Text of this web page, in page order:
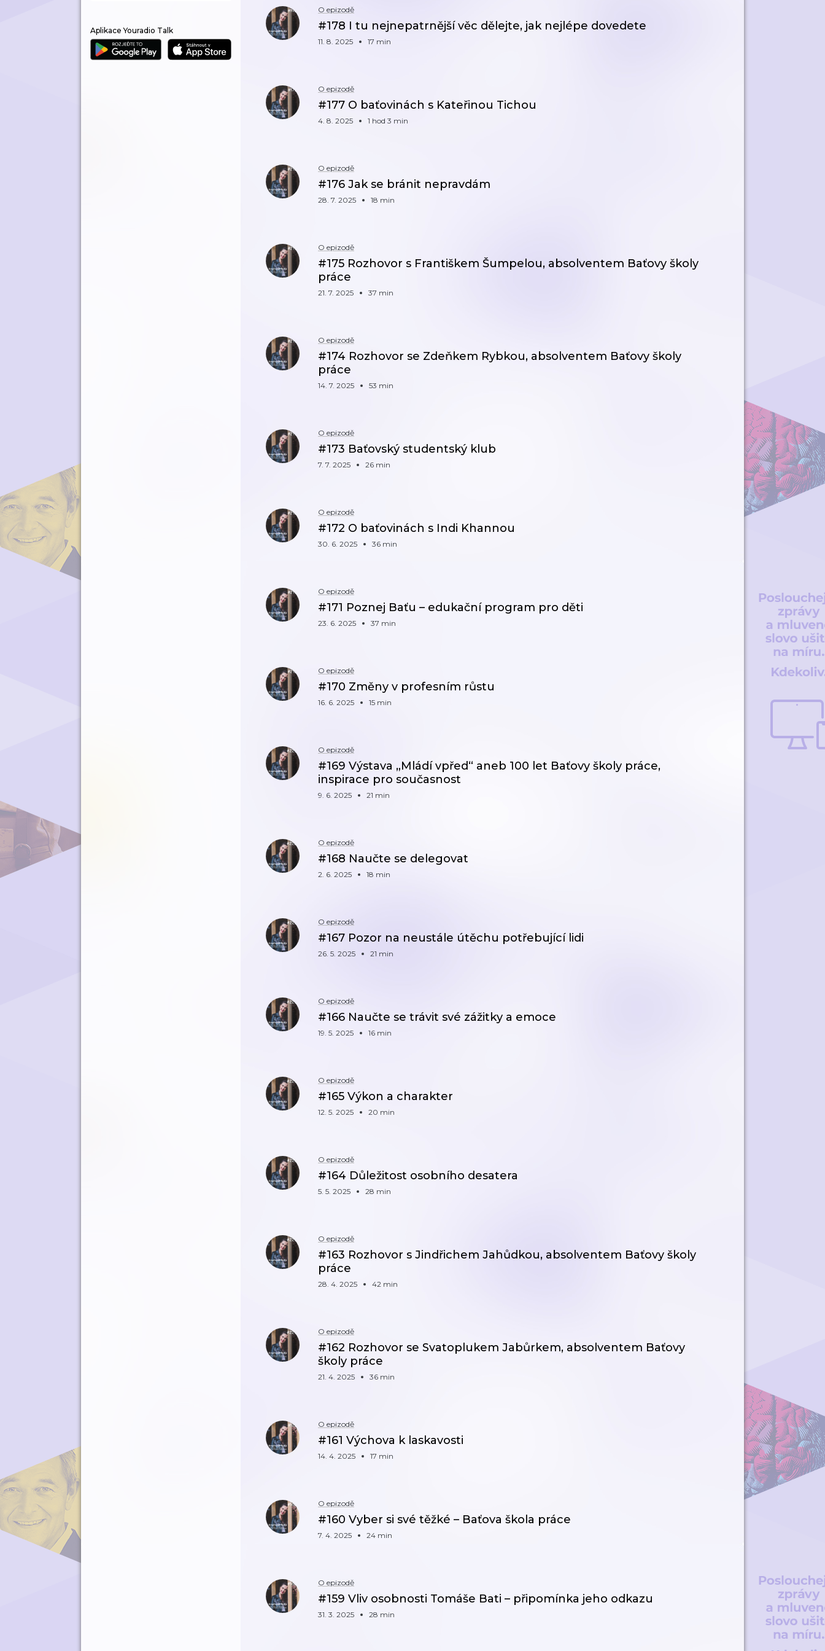
Aplikace Youradio Talk
O epizodě
#178 I tu nejnepatrnější věc dělejte, jak nejlépe dovedete
11. 8. 2025 17 min
O epizodě
#177 O baťovinách s Kateřinou Tichou
4. 8. 2025 1 hod 3 min
O epizodě
#176 Jak se bránit nepravdám
28. 7. 2025 18 min
O epizodě
#175 Rozhovor s Františkem Šumpelou, absolventem Baťovy školy
práce
21. 7. 2025 37 min
O epizodě
#174 Rozhovor se Zdeňkem Rybkou, absolventem Baťovy školy
práce
14. 7. 2025 53 min
O epizodě
#173 Baťovský studentský klub
7. 7. 2025 26 min
O epizodě
#172 O baťovinách s Indi Khannou
30. 6. 2025 36 min
O epizodě
#171 Poznej Baťu – edukační program pro děti
23. 6. 2025 37 min
O epizodě
#170 Změny v profesním růstu
16. 6. 2025 15 min
O epizodě
#169 Výstava „Mládí vpřed“ aneb 100 let Baťovy školy práce,
inspirace pro současnost
9. 6. 2025 21 min
O epizodě
#168 Naučte se delegovat
2. 6. 2025 18 min
O epizodě
#167 Pozor na neustále útěchu potřebující lidi
26. 5. 2025 21 min
O epizodě
#166 Naučte se trávit své zážitky a emoce
19. 5. 2025 16 min
O epizodě
#165 Výkon a charakter
12. 5. 2025 20 min
O epizodě
#164 Důležitost osobního desatera
5. 5. 2025 28 min
O epizodě
#163 Rozhovor s Jindřichem Jahůdkou, absolventem Baťovy školy
práce
28. 4. 2025 42 min
O epizodě
#162 Rozhovor se Svatoplukem Jabůrkem, absolventem Baťovy
školy práce
21. 4. 2025 36 min
O epizodě
#161 Výchova k laskavosti
14. 4. 2025 17 min
O epizodě
#160 Vyber si své těžké – Baťova škola práce
7. 4. 2025 24 min
O epizodě
#159 Vliv osobnosti Tomáše Bati – připomínka jeho odkazu
31. 3. 2025 28 min